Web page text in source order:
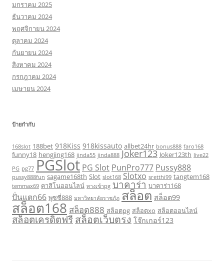
มกราคม 2025
ธันวาคม 2024
พฤศจิกายน 2024
ตุลาคม 2024
กันยายน 2024
สิงหาคม 2024
กรกฎาคม 2024
เมษายน 2024
ป้ายกำกับ
168slot 188bet 918Kiss 918kissauto allbet24hr bonus888 faro168
funny18 hengjing168 jinda55 jinda888 Joker123 Joker123th live22
PG pg77 PGSlot PG Slot PunPro777 Pussy888
pussy888fun sagame168th Slot slot168 Slotxo sretthi99 tangtem168
temmax69 คาสิโนออนไลน์ ทางเข้าpg บาคาร่า บาคาร่า168
ปั่นแตก66 พุซซี่888 มหาวิทยาลัยราชภัฏ สล็อต สล็อต99
สล็อต168 สล็อต888 สล็อตpg สล็อตxo สล็อตออนไลน์
สล็อตเครดิตฟรีสล็อตเว็บตรง โจ๊กเกอร์123